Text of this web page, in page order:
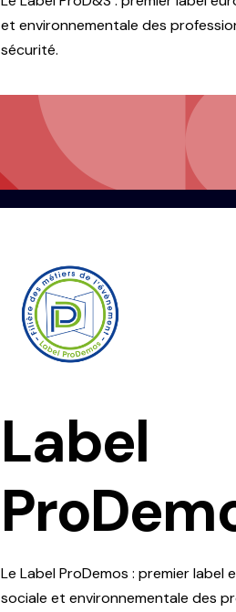
et environnementale des
sécurité.
Label
Le Label ProDemos : premier label
sociale et environnementale des